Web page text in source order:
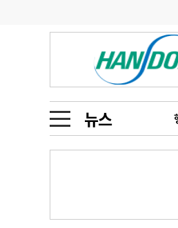
뉴스
오피니언
인물
동영상뉴스
메디 Hospital
2026년
마취통증